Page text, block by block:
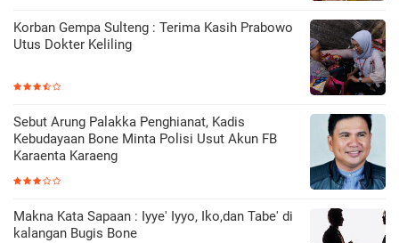
Korban Gempa Sulteng : Terima Kasih Prabowo
Utus Dokter Keliling
Sebut Arung Palakka Penghianat, Kadis
Kebudayaan Bone Minta Polisi Usut Akun FB
Karaenta Karaeng
Makna Kata Sapaan : Iyye' Iyyo, Iko,dan Tabe' di
kalangan Bugis Bone